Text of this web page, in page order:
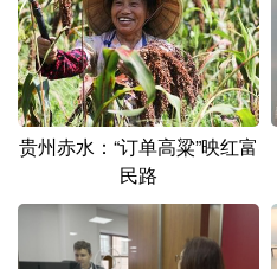
贵州赤水：“订单高粱”映红富
民路